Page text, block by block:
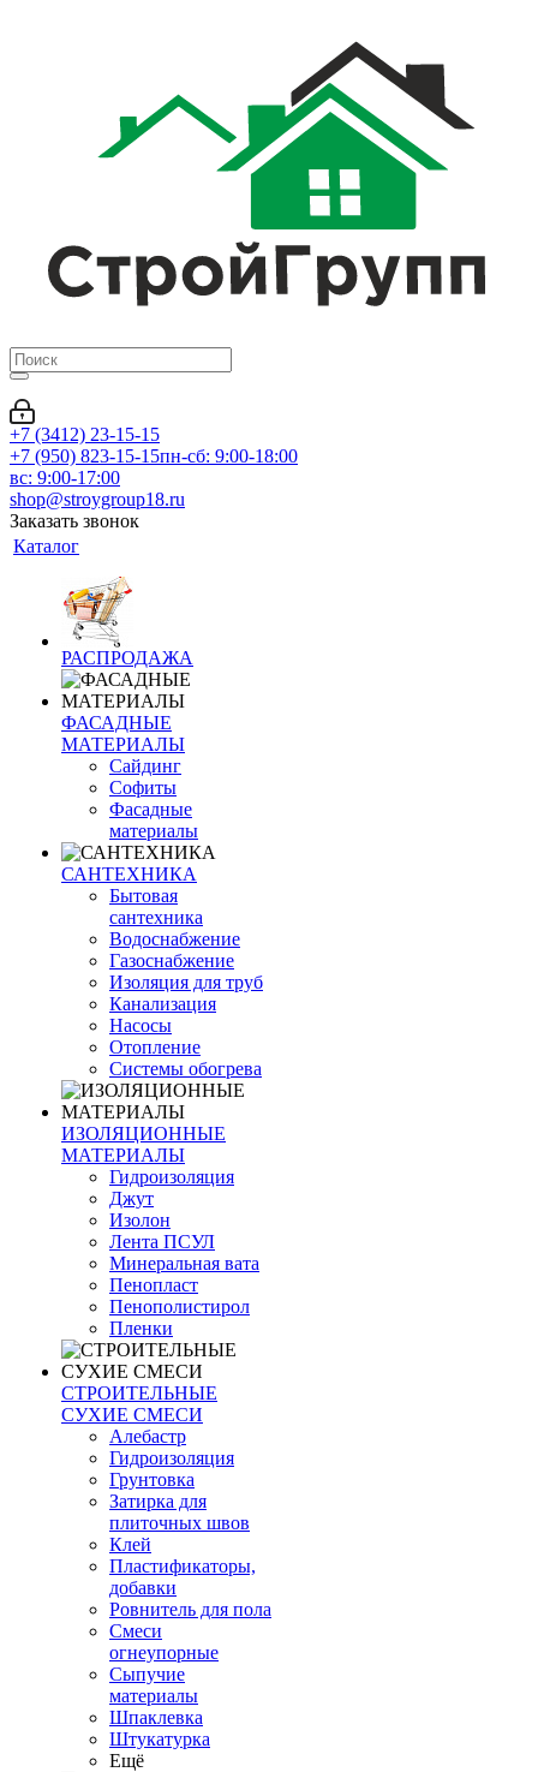
+7 (3412) 23-15-15
+7 (950) 823-15-15пн-сб: 9:00-18:00
вс: 9:00-17:00
shop@stroygroup18.ru
Заказать звонок
Каталог
РАСПРОДАЖА
ФАСАДНЫЕ
МАТЕРИАЛЫ
Сайдинг
Софиты
Фасадные
материалы
САНТЕХНИКА
Бытовая
сантехника
Водоснабжение
Газоснабжение
Изоляция для труб
Канализация
Насосы
Отопление
Системы обогрева
ИЗОЛЯЦИОННЫЕ
МАТЕРИАЛЫ
Гидроизоляция
Джут
Изолон
Лента ПСУЛ
Минеральная вата
Пенопласт
Пенополистирол
Пленки
СТРОИТЕЛЬНЫЕ
СУХИЕ СМЕСИ
Алебастр
Гидроизоляция
Грунтовка
Затирка для
плиточных швов
Клей
Пластификаторы,
добавки
Ровнитель для пола
Смеси
огнеупорные
Сыпучие
материалы
Шпаклевка
Штукатурка
Ещё